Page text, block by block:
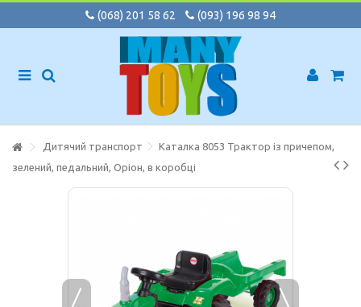
(068) 201 58 62 (093) 196 98 94
Дитячий транспорт
Каталка 8053 Трактор із причепом,
зелений, педальний, Оріон, в коробці